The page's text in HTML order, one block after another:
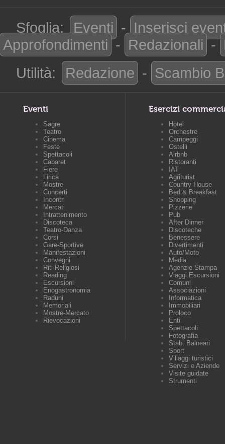
Sfoglia: Eventi - Inserisci
Approfondimenti - Redazionali -
Utilità:
Redazione - Scambio
Eventi
Sagre
Teatro
Cinema
Feste
Spettacoli
Cabaret
Fiere
Lirica
Mostre
Concerti
Incontri
Mercati
Intrattenimento
Discoteca
Teatro-Danza
Corsi
Gare-Sportive
Manifestazioni
Convegni
Riti-Religiosi
Reading
Escursioni
Enogastronomia
Raduni
Memoriali
Mostre-Mercato
Rievocazioni
Esercizi
Hotel
Orchestre
Campeggi
Ostelli
Airbnb
Ristoranti
IAT
Agriturist
Country House
Bed & Breakfast
Shopping
Pizzerie
Pub
After Dinner
Discoteche
Benessere
Divertimenti
Auto/Moto
Media
Agenzie Stampa
Viaggi Escursioni
Comuni
Associazioni
Informatica
Immobiliari
Proloco
Enti
Spettacoli
Fotografia
Stab. Balneari
Sport
Villaggi turistici
Servizi e Aziende
Visite guidate
Strumenti